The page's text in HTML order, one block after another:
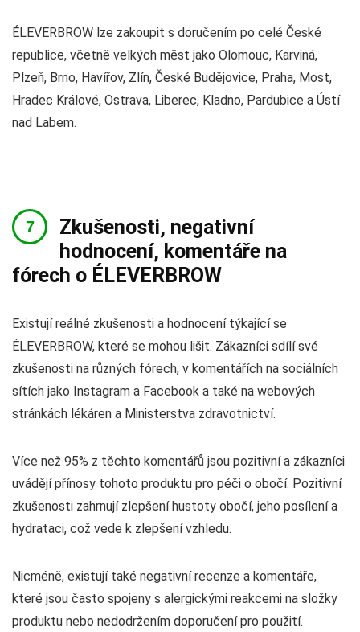
ÉLEVERBROW lze zakoupit s doručením po celé České
republice, včetně velkých měst jako Olomouc, Karviná,
Plzeň, Brno, Havířov, Zlín, České Budějovice, Praha, Most,
Hradec Králové, Ostrava, Liberec, Kladno, Pardubice a Ústí
nad Labem.
Zkušenosti, negativní
hodnocení, komentáře na
fórech o ÉLEVERBROW
Existují reálné zkušenosti a hodnocení týkající se
ÉLEVERBROW, které se mohou lišit. Zákazníci sdílí své
zkušenosti na různých fórech, v komentářích na sociálních
sítích jako Instagram a Facebook a také na webových
stránkách lékáren a Ministerstva zdravotnictví.
Více než 95% z těchto komentářů jsou pozitivní a zákazníci
uvádějí přínosy tohoto produktu pro péči o obočí. Pozitivní
zkušenosti zahrnují zlepšení hustoty obočí, jeho posílení a
hydrataci, což vede k zlepšení vzhledu.
Nicméně, existují také negativní recenze a komentáře,
které jsou často spojeny s alergickými reakcemi na složky
produktu nebo nedodržením doporučení pro použití.